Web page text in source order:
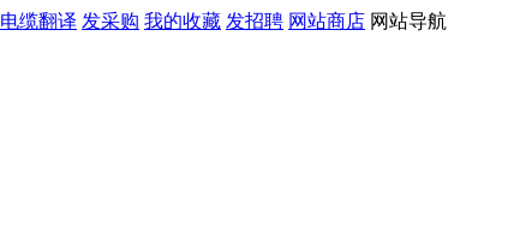
电缆翻译 发采购 我的收藏 发招聘 网站商店 网站导航